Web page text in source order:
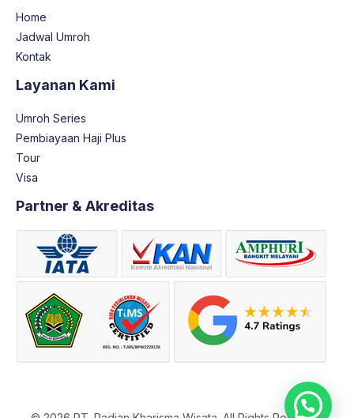
Home
Jadwal Umroh
Kontak
Layanan Kami
Umroh Series
Pembiayaan Haji Plus
Tour
Visa
Partner & Akreditas